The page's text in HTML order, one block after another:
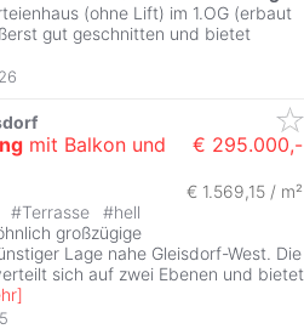
(ohne Lift) im 1.OG (erbaut
gut geschnitten und bietet
mit Balkon und
€ 295.000,-
€ 1.569,15 / m²
#Terrasse #hell
großzügige
Lage nahe Gleisdorf-West. Die
sich auf zwei Ebenen und bietet
]